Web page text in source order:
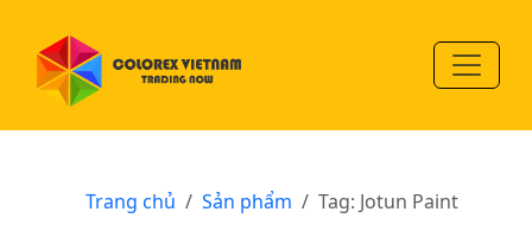
Trang chủ Sản phẩm Tag: Jotun Paint